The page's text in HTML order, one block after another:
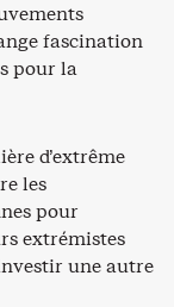
fascination
pour la
d’extrême
les
pour
extrémistes
une autre